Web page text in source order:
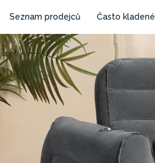
Seznam prodejců Často